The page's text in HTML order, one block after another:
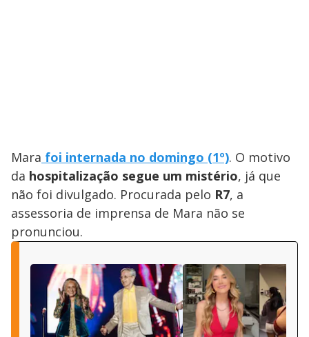
Mara foi internada no domingo (1º). O motivo
da hospitalização segue um mistério, já que
não foi divulgado. Procurada pelo R7, a
assessoria de imprensa de Mara não se
pronunciou.